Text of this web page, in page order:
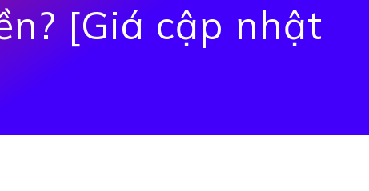
[Giá cập nhật